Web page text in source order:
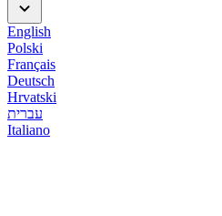
English
Polski
Français
Deutsch
Hrvatski
עברית
Italiano